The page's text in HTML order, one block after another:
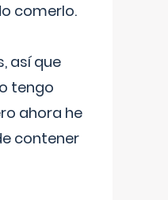
comerlo.
así que
tengo
ahora he
contener